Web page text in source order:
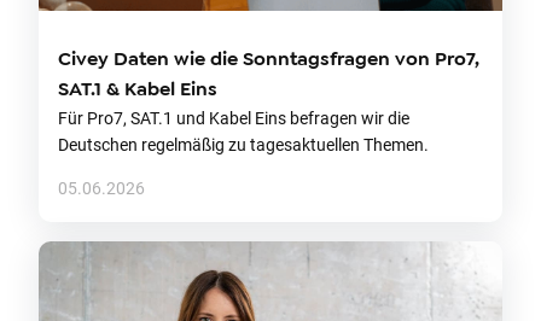
Civey Daten wie die Sonntagsfragen von Pro7,
SAT.1 & Kabel Eins
Für Pro7, SAT.1 und Kabel Eins befragen wir die
Deutschen regelmäßig zu tagesaktuellen Themen.
05.06.2026